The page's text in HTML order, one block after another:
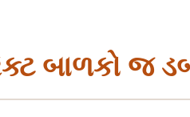
બાળકો જ